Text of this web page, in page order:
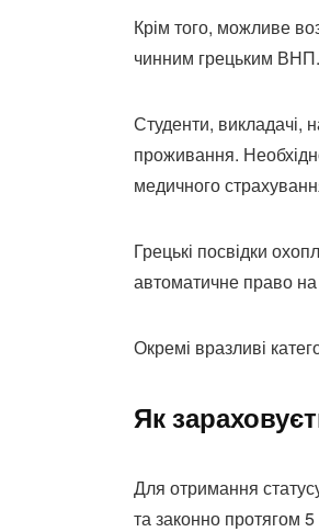
Крім того, можливе
чинним грецьким ВНП.
Студенти, викладачі,
проживання.
медичного
Грецькі посвідки
автоматичне право
Окремі вразливі
Як
Для отримання
та законно протягом